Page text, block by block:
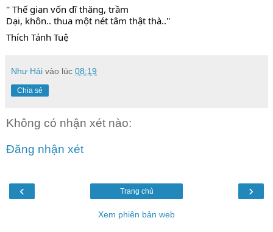
'' Thế gian vốn dĩ thăng, trầm
Dại, khôn.. thua một nét tâm thật thà..''
Thích Tánh Tuệ
Như Hải vào lúc 08:19
Chia sẻ
Không có nhận xét nào:
Đăng nhận xét
‹ ›
Trang chủ
Xem phiên bản web